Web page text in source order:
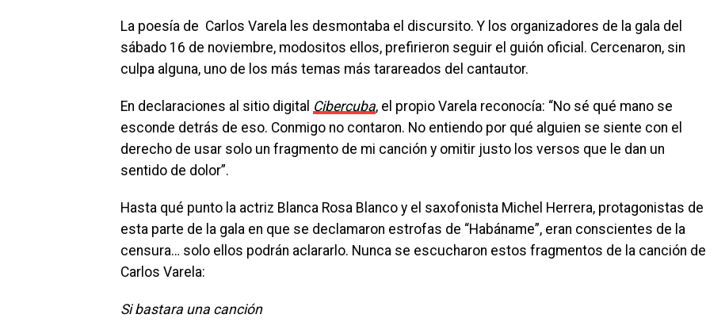
La poesía de Carlos Varela les desmontaba el discursito. Y los organizadores de la gala del
sábado 16 de noviembre, modositos ellos, prefirieron seguir el guión oficial. Cercenaron, sin
culpa alguna, uno de los más temas más tarareados del cantautor.
En declaraciones al sitio digital Cibercuba, el propio Varela reconocía: “No sé qué mano se
esconde detrás de eso. Conmigo no contaron. No entiendo por qué alguien se siente con el
derecho de usar solo un fragmento de mi canción y omitir justo los versos que le dan un
sentido de dolor”.
Hasta qué punto la actriz Blanca Rosa Blanco y el saxofonista Michel Herrera, protagonistas de
esta parte de la gala en que se declamaron estrofas de “Habáname”, eran conscientes de la
censura… solo ellos podrán aclararlo. Nunca se escucharon estos fragmentos de la canción de
Carlos Varela:
Si bastara una canción